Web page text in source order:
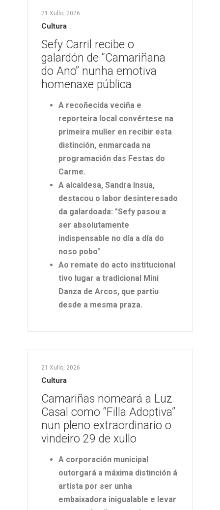
21 Xullo, 2026
Cultura
Sefy Carril recibe o
galardón de “Camariñana
do Ano” nunha emotiva
homenaxe pública
A recoñecida veciña e
reporteira local convértese na
primeira muller en recibir esta
distinción, enmarcada na
programación das Festas do
Carme.
A alcaldesa, Sandra Insua,
destacou o labor desinteresado
da galardoada: "Sefy pasou a
ser absolutamente
indispensable no día a día do
noso pobo"
Ao remate do acto institucional
tivo lugar a tradicional Mini
Danza de Arcos, que partiu
desde a mesma praza.
21 Xullo, 2026
Cultura
Camariñas nomeará a Luz
Casal como “Filla Adoptiva”
nun pleno extraordinario o
vindeiro 29 de xullo
A corporación municipal
outorgará a máxima distinción á
artista por ser unha
embaixadora inigualable e levar